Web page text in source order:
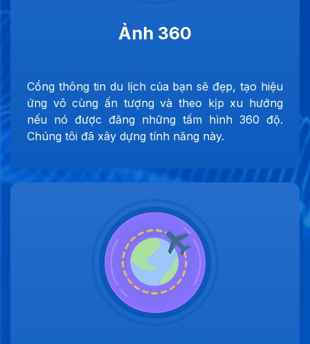
Ảnh 360
Cổng thông tin du lịch của bạn sẽ đẹp, tạo hiệu
ứng vô cùng ấn tượng và theo kịp xu hướng
nếu nó được đăng những tấm hình 360 độ.
Chúng tôi đã xây dựng tính năng này.